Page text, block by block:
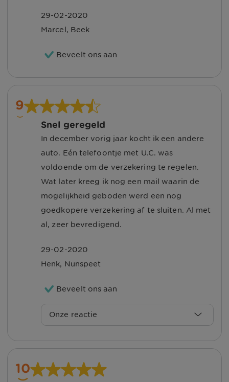
29-02-2020
Marcel, Beek
Beveelt ons aan
9
Snel geregeld
In december vorig jaar kocht ik een andere
auto. Eén telefoontje met U.C. was
voldoende om de verzekering te regelen.
Wat later kreeg ik nog een mail waarin de
mogelijkheid geboden werd een nog
goedkopere verzekering af te sluiten. Al met
al, zeer bevredigend.
29-02-2020
Henk, Nunspeet
Beveelt ons aan
Onze reactie
Hartelijk dank voor het plaatsen van uw
beoordeling en het geven van een
10